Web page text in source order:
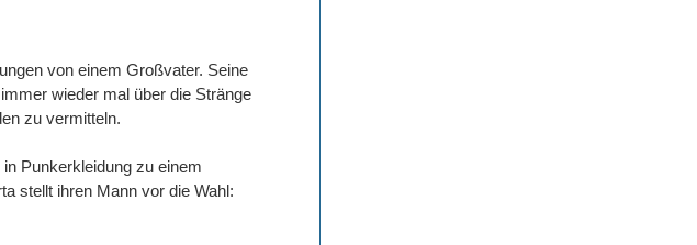
von einem Großvater. Seine
wieder mal über die Stränge
zu vermitteln.
Punkerkleidung zu einem
stellt ihren Mann vor die Wahl: